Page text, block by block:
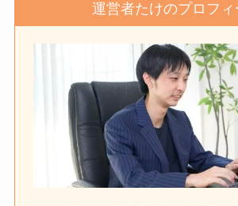
運営者たけのプロフィ